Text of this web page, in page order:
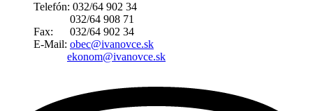
Telefón: 032/64 902 34
032/64 908 71
Fax: 032/64 902 34
E-Mail: obec@ivanovce.sk
ekonom@ivanovce.sk